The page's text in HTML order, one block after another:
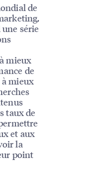
de
série
mieux
de
mieux
taux de
et aux
la
point